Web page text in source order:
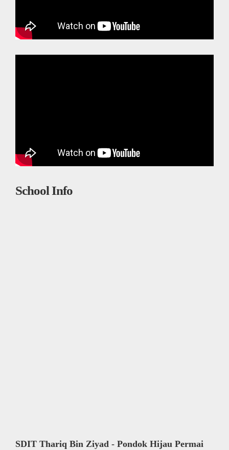
School Info
SDIT Thariq Bin Ziyad - Pondok Hijau Permai